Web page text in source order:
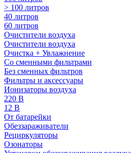
> 100 литров
40 литров
60 литров
Очистители воздуха
Очистители воздуха
Очистка + Увлажнение
Cо сменными фильтрами
Без сменных фильтров
Фильтры и аксессуары
Ионизаторы воздуха
220 В
12 В
От батарейки
Обеззараживатели
Рециркуляторы
Озонаторы